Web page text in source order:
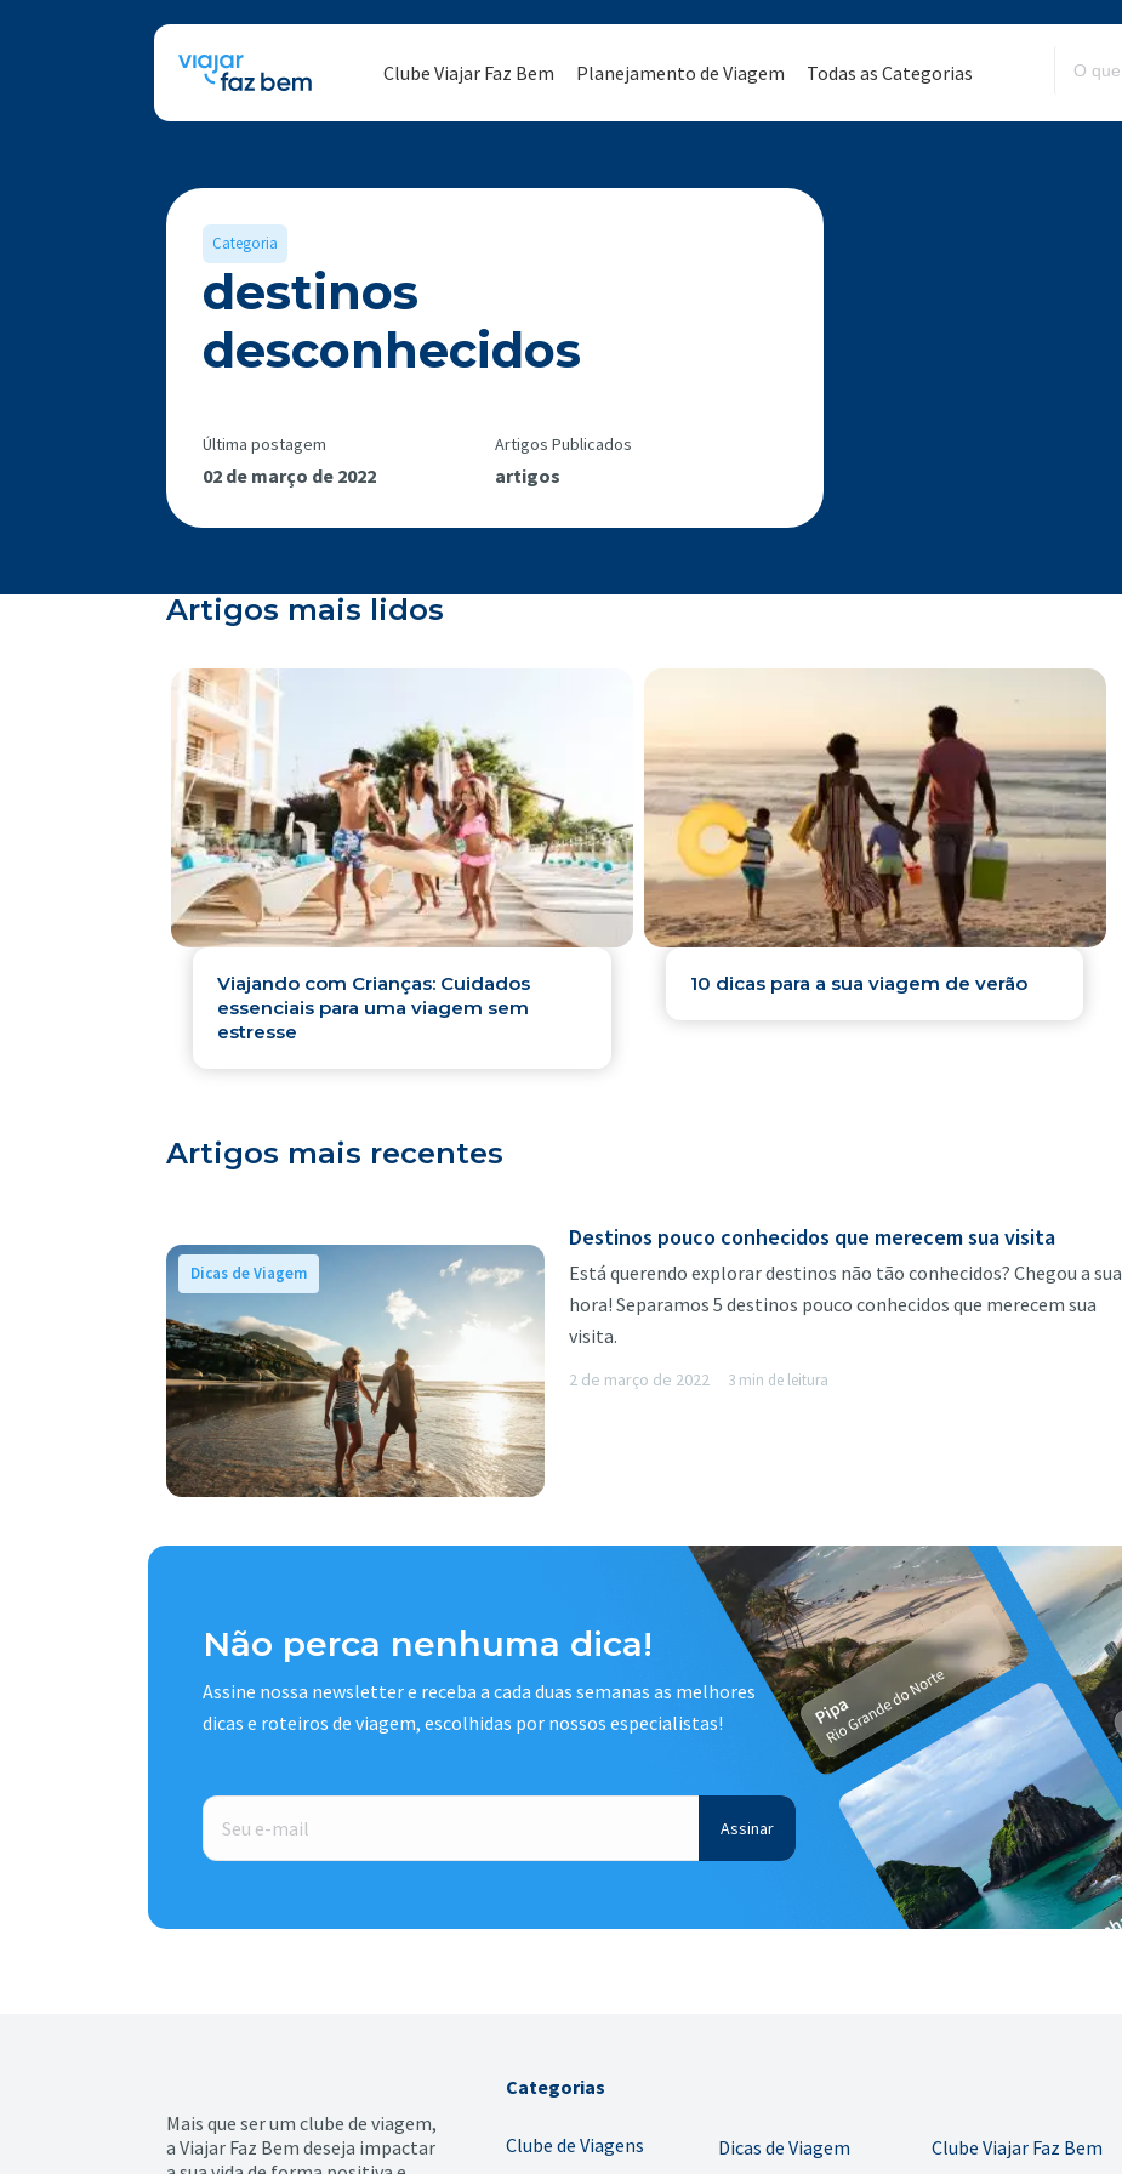
Clube Viajar Faz Bem Planejamento de Viagem Todas as Categorias
Categoria
destinos
desconhecidos
Última postagem
02 de março de 2022
Artigos Publicados
artigos
Artigos mais lidos
Viajando com Crianças: Cuidados
essenciais para uma viagem sem
estresse
10 dicas para a sua viagem de verão
Artigos mais recentes
Dicas de Viagem
Destinos pouco conhecidos que merecem sua visita
2 de março de 2022 3 min de leitura
Está querendo explorar destinos não tão conhecidos? Chegou a sua
hora! Separamos 5 destinos pouco conhecidos que merecem sua
visita.
Não perca nenhuma dica!
Assine nossa newsletter e receba a cada duas semanas as melhores
dicas e roteiros de viagem, escolhidas por nossos especialistas!
E-
mail *
Mais que ser um clube de viagem,
a Viajar Faz Bem deseja impactar
Categorias
Clube de Viagens
Dicas de Viagem Clube Viajar Faz Bem